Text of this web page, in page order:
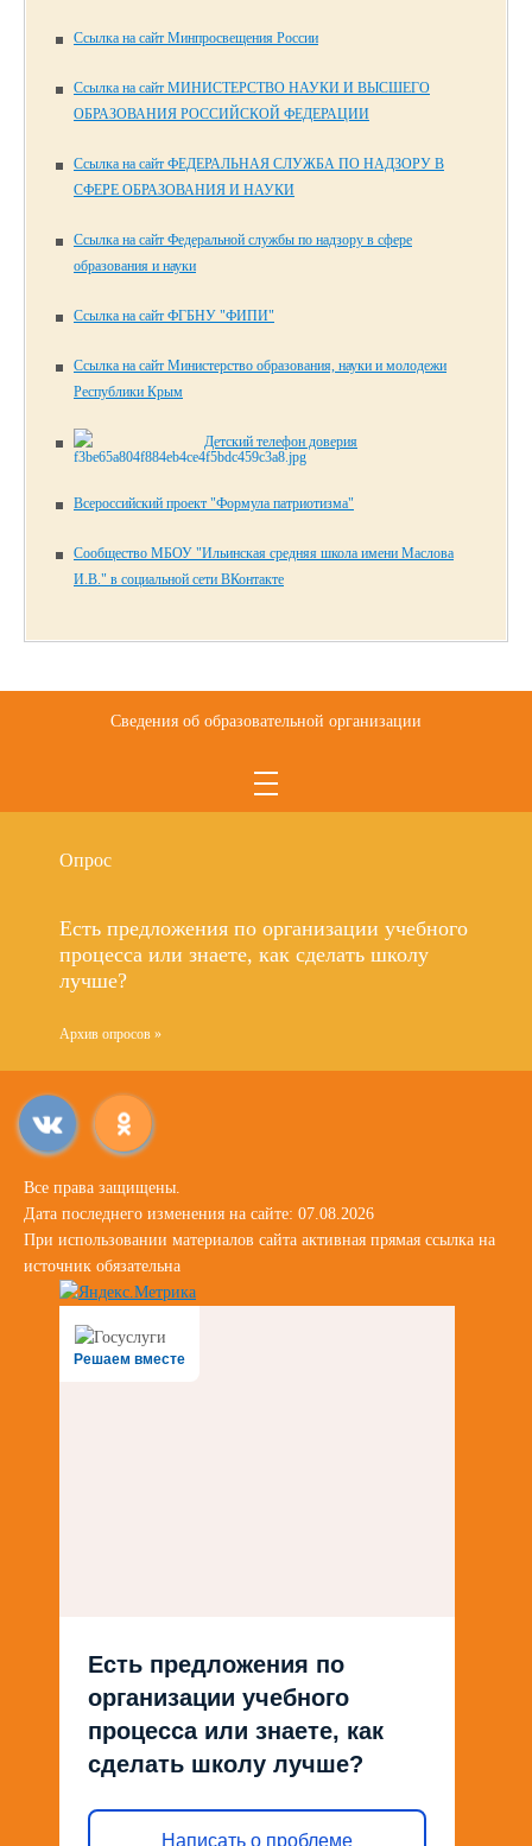
Ссылка на сайт Минпросвещения России
Ссылка на сайт МИНИСТЕРСТВО НАУКИ И ВЫСШЕГО
ОБРАЗОВАНИЯ РОССИЙСКОЙ ФЕДЕРАЦИИ
Ссылка на сайт ФЕДЕРАЛЬНАЯ СЛУЖБА ПО НАДЗОРУ В
СФЕРЕ ОБРАЗОВАНИЯ И НАУКИ
Ссылка на сайт Федеральной службы по надзору в сфере
образования и науки
Ссылка на сайт ФГБНУ "ФИПИ"
Ссылка на сайт Министерство образования, науки и молодежи
Республики Крым
Детский телефон доверия
Всероссийский проект "Формула патриотизма"
Сообщество МБОУ "Ильинская средняя школа имени Маслова
И.В." в социальной сети ВКонтакте
Сведения об образовательной организации
Опрос
Есть предложения по организации учебного
процесса или знаете, как сделать школу
лучше?
Архив опросов »
Все права защищены.
Дата последнего изменения на сайте: 07.08.2026
При использовании материалов сайта активная прямая ссылка на
источник обязательна
Решаем вместе
Есть предложения по
организации учебного
процесса или знаете, как
сделать школу лучше?
Написать о проблеме